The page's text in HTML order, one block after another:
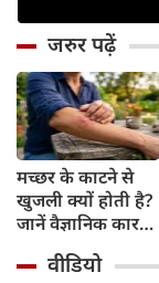
जरुर पढ़ें
मच्छर के काटने से
खुजली क्यों होती है?
जानें वैज्ञानिक कारण
वीडियो